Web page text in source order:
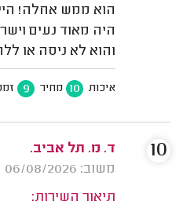
הוא ממש אחלה!
היה מאוד נעים
והוא לא ניסה או
איכות 10 מחיר 9
ד. מ. תל אביב.
משוב: 06/08/2026
10